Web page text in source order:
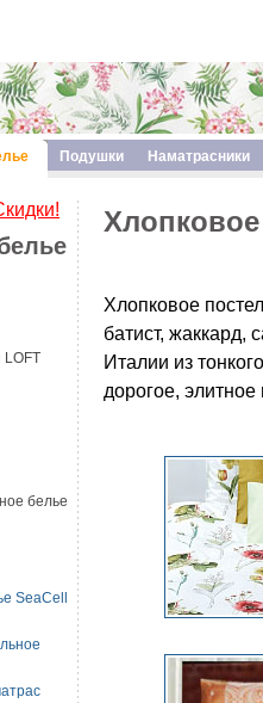
Подушки Наматрасники
LOFT
белье
SeaCell
Хлопковое
батист, жаккард,
Италии из тонкого
дорогое, элитное